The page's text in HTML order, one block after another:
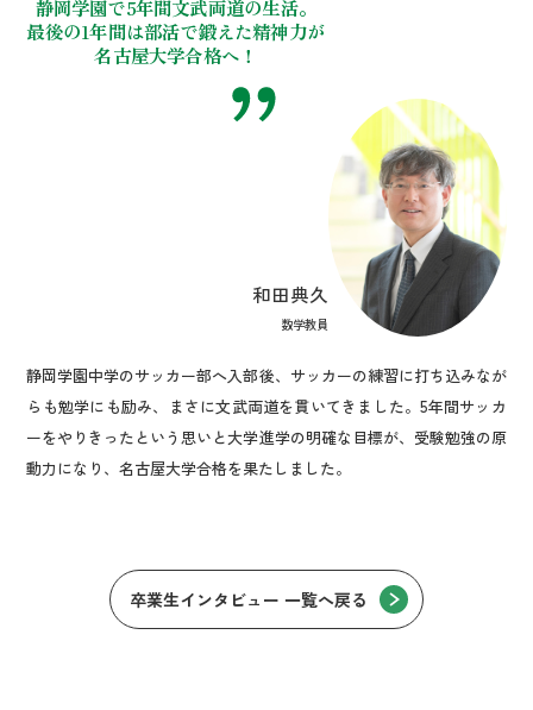
静岡学園で5年間文武両道の生活。
最後の1年間は部活で鍛えた精神力が
名古屋大学合格へ！
和田典久
数学教員
静岡学園中学のサッカー部へ入部後、サッカーの練習に打ち込みなが
らも勉学にも励み、まさに文武両道を貫いてきました。5年間サッカ
ーをやりきったという思いと大学進学の明確な目標が、受験勉強の原
動力になり、名古屋大学合格を果たしました。
卒業生インタビュー 一覧へ戻る